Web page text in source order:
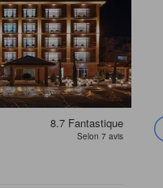
8.7 Fantastique
Selon 7 avis